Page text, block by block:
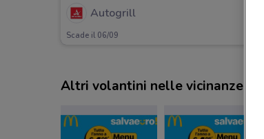
Autogrill
Scade il 06/09
Altri volantini nelle vicinanze